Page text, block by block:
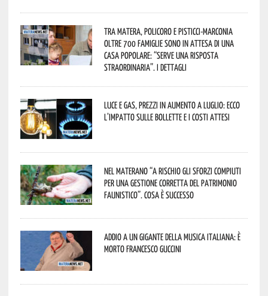
Tra Matera, Policoro e Pisticci-Marconia
oltre 700 famiglie sono in attesa di una
casa popolare: “serve una risposta
straordinaria”. I dettagli
Luce e gas, prezzi in aumento a luglio: ecco
l’impatto sulle bollette e i costi attesi
Nel materano “a rischio gli sforzi compiuti
per una gestione corretta del patrimonio
faunistico”. Cosa è successo
Addio a un gigante della musica italiana: è
morto Francesco Guccini